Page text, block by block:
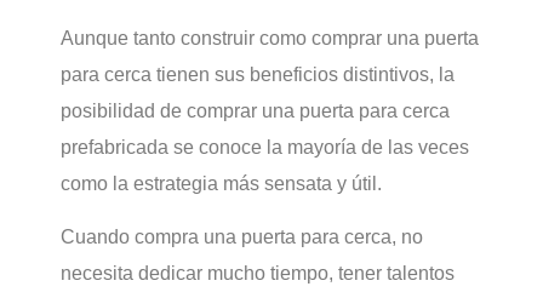
Aunque tanto construir como comprar una puerta
para cerca tienen sus beneficios distintivos, la
posibilidad de comprar una puerta para cerca
prefabricada se conoce la mayoría de las veces
como la estrategia más sensata y útil.
Cuando compra una puerta para cerca, no
necesita dedicar mucho tiempo, tener talentos